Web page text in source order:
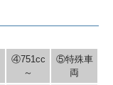
④751cc
～
⑤特殊車
両